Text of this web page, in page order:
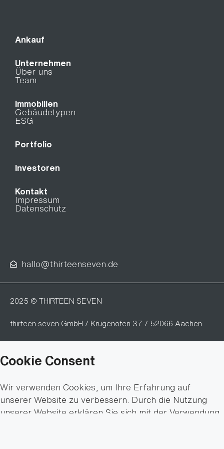
Ankauf
Unternehmen
Über uns
Team
Immobilien
Gebäudetypen
ESG
Portfolio
Investoren
Kontakt
Impressum
Datenschutz
hallo@thirteenseven.de
2025 © THIRTEEN SEVEN
thirteen seven GmbH / Krugenofen 37 / 52066 Aachen